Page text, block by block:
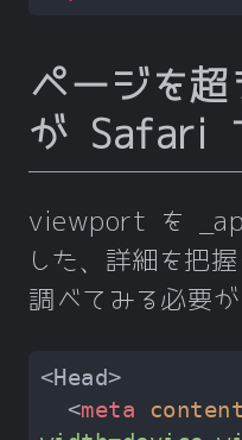
ページを超
が Safari
viewport を
した、詳細を把
調べてみる必要が
<meta